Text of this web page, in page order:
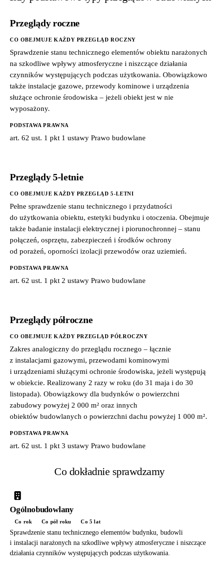
Przeglądy roczne
CO OBEJMUJE KAŻDY PRZEGLĄD ROCZNY
Sprawdzenie stanu technicznego elementów obiektu narażonych
na szkodliwe wpływy atmosferyczne i niszczące działania
czynników występujących podczas użytkowania. Obowiązkowo
także instalacje gazowe, przewody kominowe i urządzenia
służące ochronie środowiska – jeżeli obiekt jest w nie
wyposażony.
PODSTAWA PRAWNA
art. 62 ust. 1 pkt 1 ustawy Prawo budowlane
Przeglądy 5-letnie
CO OBEJMUJE KAŻDY PRZEGLĄD 5-LETNI
Pełne sprawdzenie stanu technicznego i przydatności
do użytkowania obiektu, estetyki budynku i otoczenia. Obejmuje
także badanie instalacji elektrycznej i piorunochronnej – stanu
połączeń, osprzętu, zabezpieczeń i środków ochrony
od porażeń, oporności izolacji przewodów oraz uziemień.
PODSTAWA PRAWNA
art. 62 ust. 1 pkt 2 ustawy Prawo budowlane
Przeglądy półroczne
CO OBEJMUJE KAŻDY PRZEGLĄD PÓŁROCZNY
Zakres analogiczny do przeglądu rocznego – łącznie
z instalacjami gazowymi, przewodami kominowymi
i urządzeniami służącymi ochronie środowiska, jeżeli występują
w obiekcie. Realizowany 2 razy w roku (do 31 maja i do 30
listopada). Obowiązkowy dla budynków o powierzchni
zabudowy powyżej 2 000 m² oraz innych
obiektów budowlanych o powierzchni dachu powyżej 1 000 m².
PODSTAWA PRAWNA
art. 62 ust. 1 pkt 3 ustawy Prawo budowlane
Co dokładnie sprawdzamy
Ogólnobudowlany
Co rok Co pół roku Co 5 lat
Sprawdzenie stanu technicznego elementów budynku, budowli
i instalacji narażonych na szkodliwe wpływy atmosferyczne i niszczące
działania czynników występujących podczas użytkowania.